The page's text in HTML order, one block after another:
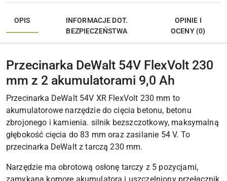
OPIS
INFORMACJE DOT.
BEZPIECZEŃSTWA
OPINIE I
OCENY (0)
Przecinarka DeWalt 54V FlexVolt 230
mm z 2 akumulatorami 9,0 Ah
Przecinarka DeWalt 54V XR FlexVolt 230 mm to
akumulatorowe narzędzie do cięcia betonu, betonu
zbrojonego i kamienia. silnik bezszczotkowy, maksymalną
głębokość cięcia do 83 mm oraz zasilanie 54 V. To
przecinarka DeWalt z tarczą 230 mm.
Narzędzie ma obrotową osłonę tarczy z 5 pozycjami,